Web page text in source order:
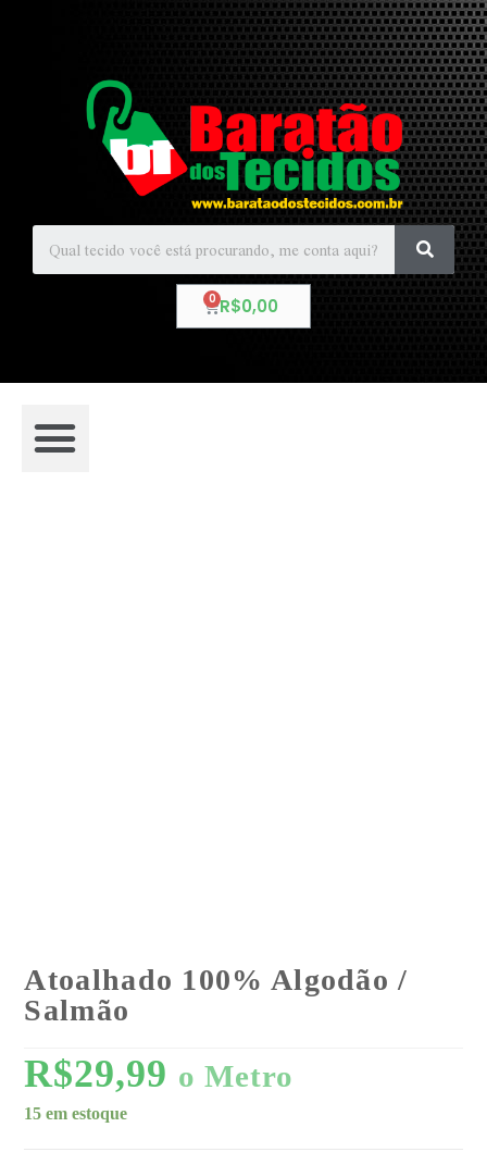
R$0,00
Atoalhado 100% Algodão /
Salmão
R$29,99 o Metro
15 em estoque